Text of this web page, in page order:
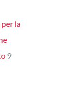
la
9